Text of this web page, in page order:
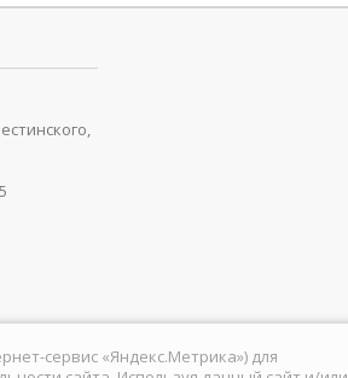
сервис «Яндекс.Метрика») для